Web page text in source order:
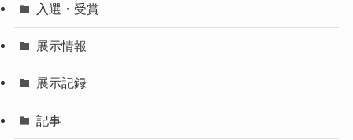
入選・受賞
展示情報
展示記録
記事